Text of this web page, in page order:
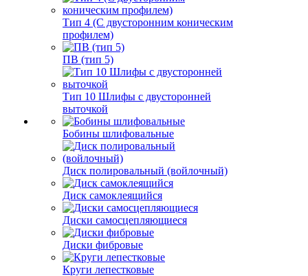
Тип 4 (С двусторонним коническим
профилем)
ПВ (тип 5)
Тип 10 Шлифы с двусторонней
выточкой
Бобины шлифовальные
Диск полировальный (войлочный)
Диск самоклеящийся
Диски самосцепляющиеся
Диски фибровые
Круги лепестковые